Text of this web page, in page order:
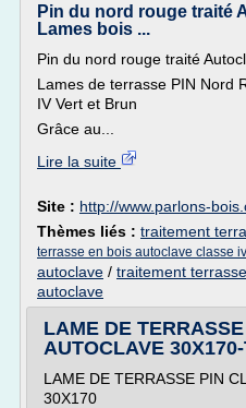
Pin du nord rouge traité
Lames bois ...
Pin du nord rouge traité
Lames de terrasse PIN Nord
IV Vert et Brun
Grâce au...
Lire la suite
Site : http://www.parlons-
Thèmes liés : traitement
terrasse en bois autoclave classe iv
autoclave / traitement
autoclave
LAME DE
AUTOCLAVE
LAME DE TERRASSE PIN
30X170